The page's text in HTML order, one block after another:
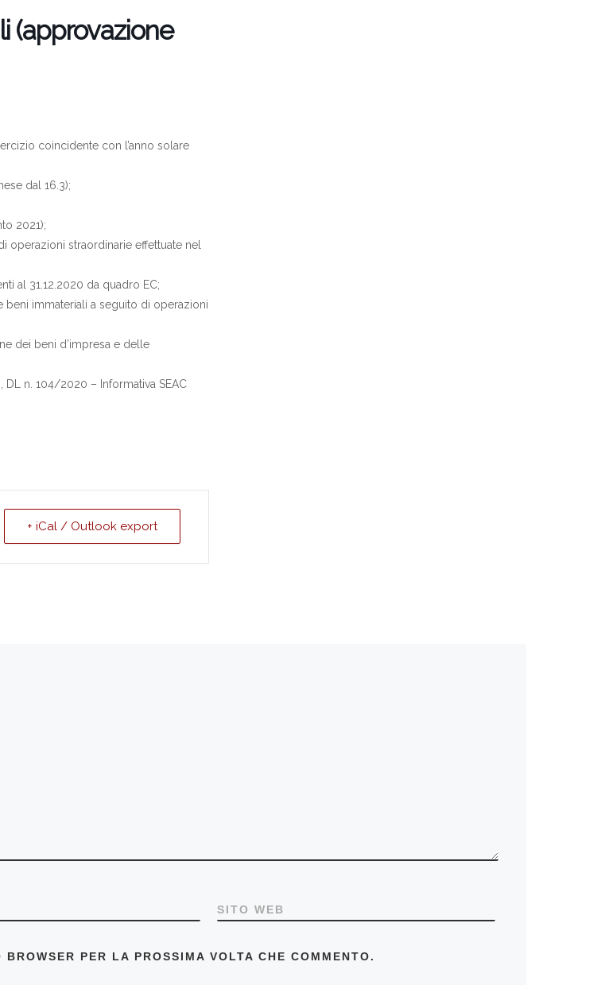
(approvazione
coincidente con l’anno solare
dal 16.3);
2021);
operazioni straordinarie effettuate nel
al 31.12.2020 da quadro EC;
beni immateriali a seguito di operazioni
dei beni d’impresa e delle
DL n. 104/2020 – Informativa SEAC
+ iCal / Outlook export
SITO WEB
PER LA PROSSIMA VOLTA CHE COMMENTO.